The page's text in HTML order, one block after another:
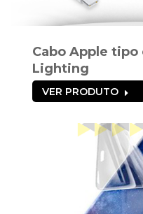
Cabo Apple
Lighting
VER PRODUTO